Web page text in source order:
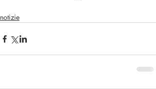
notizie